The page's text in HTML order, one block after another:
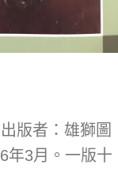
版者：雄獅圖
年3月。一版十